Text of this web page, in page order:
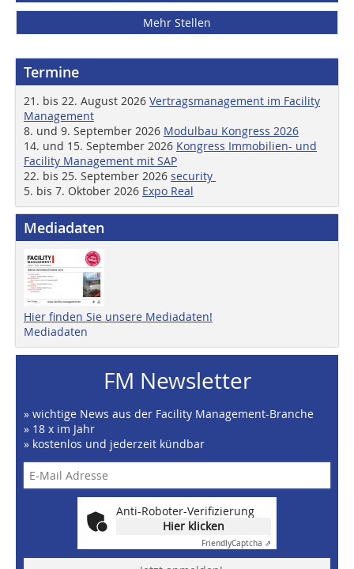
Mehr Stellen
Termine
21. bis 22. August 2026 Vertragsmanagement im Facility
Management
8. und 9. September 2026 Modulbau Kongress 2026
14. und 15. September 2026 Kongress Immobilien- und
Facility Management mit SAP
22. bis 25. September 2026 security
5. bis 7. Oktober 2026 Expo Real
Mediadaten
Hier finden Sie unsere Mediadaten!
Mediadaten
FM Newsletter
» wichtige News aus der Facility Management-Branche
» 18 x im Jahr
» kostenlos und jederzeit kündbar
Anti-Roboter-Verifizierung
Hier klicken
FriendlyCaptcha ⇗